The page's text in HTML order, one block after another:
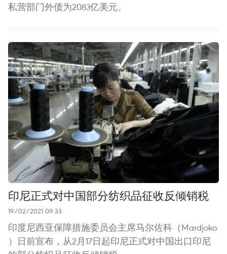
私营部门外债为2083亿美元。
印尼正式对中国部分纺织品征收反倾销税
19/02/2021 09:33
印度尼西亚保障措施委员会主席马尔佐科（Mardjoko
）日前宣布，从2月17日起印尼正式对中国出口印尼